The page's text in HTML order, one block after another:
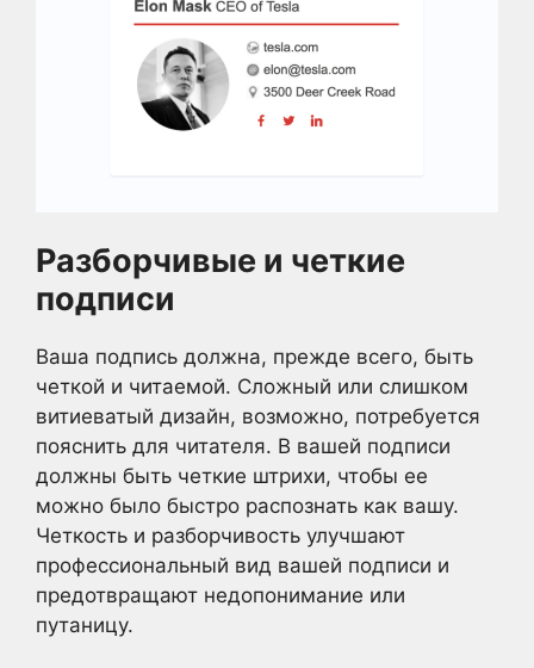
Разборчивые и четкие
подписи
Ваша подпись должна, прежде всего, быть
четкой и читаемой. Сложный или слишком
витиеватый дизайн, возможно, потребуется
пояснить для читателя. В вашей подписи
должны быть четкие штрихи, чтобы ее
можно было быстро распознать как вашу.
Четкость и разборчивость улучшают
профессиональный вид вашей подписи и
предотвращают недопонимание или
путаницу.